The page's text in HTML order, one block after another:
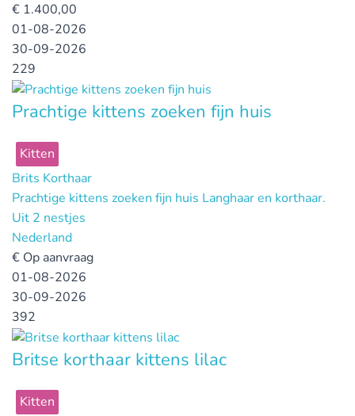
€ 1.400,00
01-08-2026
30-09-2026
229
Prachtige kittens zoeken fijn huis
Kitten
Brits Korthaar
Prachtige kittens zoeken fijn huis Langhaar en korthaar.
Uit 2 nestjes
Nederland
€ Op aanvraag
01-08-2026
30-09-2026
392
Britse korthaar kittens lilac
Kitten